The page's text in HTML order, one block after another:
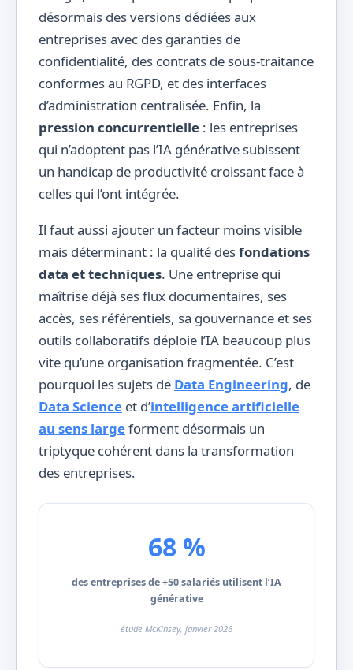
désormais des versions dédiées aux
entreprises avec des garanties de
confidentialité, des contrats de sous-traitance
conformes au RGPD, et des interfaces
d’administration centralisée. Enfin, la
pression concurrentielle : les entreprises
qui n’adoptent pas l’IA générative subissent
un handicap de productivité croissant face à
celles qui l’ont intégrée.
Il faut aussi ajouter un facteur moins visible
mais déterminant : la qualité desfondations
data et techniques. Une entreprise qui
maîtrise déjà ses flux documentaires, ses
accès, ses référentiels, sa gouvernance et ses
outils collaboratifs déploie l’IA beaucoup plus
vite qu’une organisation fragmentée. C’est
pourquoi les sujets de Data Engineering, de
Data Science et d’intelligence artificielle
au sens largeforment désormais un
triptyque cohérent dans la transformation
des entreprises.
68 %
des entreprises de +50 salariés utilisent l’IA
générative
étude McKinsey, janvier 2026